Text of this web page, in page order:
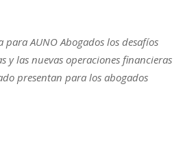
AUNO Abogados los desafíos
y las nuevas operaciones financieras
presentan para los abogados